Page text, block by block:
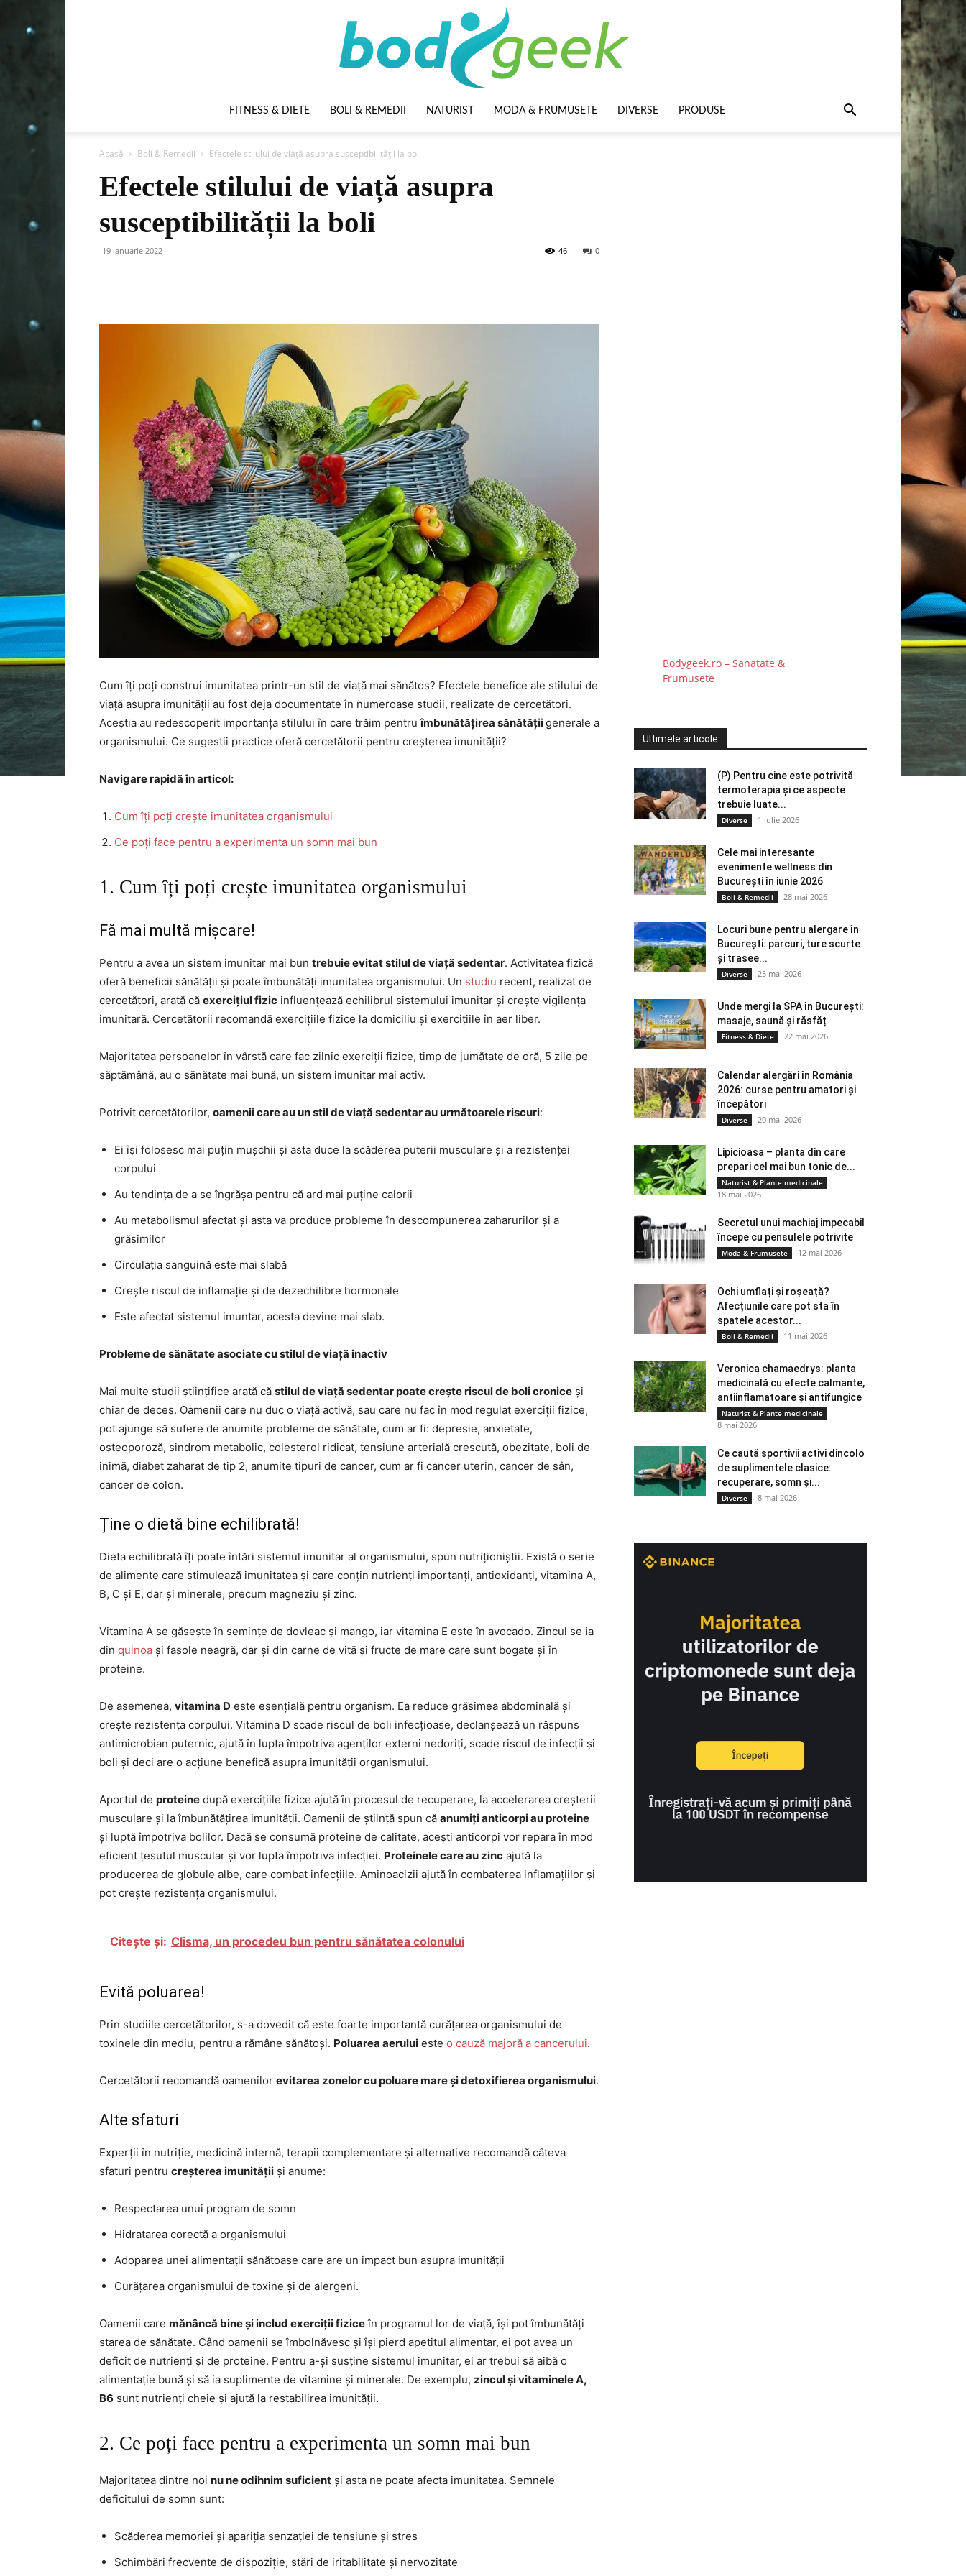
FITNESS & DIETE BOLI & REMEDII NATURIST MODA & FRUMUSETE DIVERSE PRODUSE
Acasă Boli & Remedii Efectele stilului de viață asupra susceptibilității la boli
Efectele stilului de viață asupra
susceptibilității la boli
19 ianuarie 2022 0
46
Cum îți poți construi imunitatea printr-un stil de viață mai sănătos? Efectele benefice ale stilului de
viață asupra imunității au fost deja documentate în numeroase studii, realizate de cercetători.
Aceștia au redescoperit importanța stilului în care trăim pentruîmbunătățirea sănătățiigenerale a
organismului. Ce sugestii practice oferă cercetătorii pentru creșterea imunității?
Navigare rapidă în articol:
Cum îți poți crește imunitatea organismului
Ce poți face pentru a experimenta un somn mai bun
1. Cum îți poți crește imunitatea organismului
Fă mai multă mișcare!
Pentru a avea un sistem imunitar mai bun trebuie evitat stilul de viață sedentar. Activitatea fizică
oferă beneficii sănătății și poate îmbunătăți imunitatea organismului. Un studiu recent, realizat de
cercetători, arată că exercițiul fizic influențează echilibrul sistemului imunitar și crește vigilența
imunitară. Cercetătorii recomandă exercițiile fizice la domiciliu și exercițiile în aer liber.
Majoritatea persoanelor în vârstă care fac zilnic exerciții fizice, timp de jumătate de oră, 5 zile pe
săptămână, au o sănătate mai bună, un sistem imunitar mai activ.
Potrivit cercetătorilor, oamenii care au un stil de viață sedentar au următoarele riscuri:
Ei își folosesc mai puțin mușchii și asta duce la scăderea puterii musculare și a rezistenței
corpului
Au tendința de a se îngrășa pentru că ard mai puține calorii
Au metabolismul afectat și asta va produce probleme în descompunerea zaharurilor și a
grăsimilor
Circulația sanguină este mai slabă
Crește riscul de inflamație și de dezechilibre hormonale
Este afectat sistemul imuntar, acesta devine mai slab.
Probleme de sănătate asociate cu stilul de viață inactiv
Mai multe studii științifice arată că stilul de viață sedentar poate crește riscul de boli cronice și
chiar de deces. Oamenii care nu duc o viață activă, sau care nu fac în mod regulat exerciții fizice,
pot ajunge să sufere de anumite probleme de sănătate, cum ar fi: depresie, anxietate,
osteoporoză, sindrom metabolic, colesterol ridicat, tensiune arterială crescută, obezitate, boli de
inimă, diabet zaharat de tip 2, anumite tipuri de cancer, cum ar fi cancer uterin, cancer de sân,
cancer de colon.
Ține o dietă bine echilibrată!
Dieta echilibrată îți poate întări sistemul imunitar al organismului, spun nutriționiștii. Există o serie
de alimente care stimulează imunitatea și care conțin nutrienți importanți, antioxidanți, vitamina A,
B, C și E, dar și minerale, precum magneziu și zinc.
Vitamina A se găsește în semințe de dovleac și mango, iar vitamina E este în avocado. Zincul se ia
din quinoa și fasole neagră, dar și din carne de vită și fructe de mare care sunt bogate și în
proteine.
De asemenea, vitamina D este esențială pentru organism. Ea reduce grăsimea abdominală și
crește rezistența corpului. Vitamina D scade riscul de boli infecțioase, declanșează un răspuns
antimicrobian puternic, ajută în lupta împotriva agenților externi nedoriți, scade riscul de infecții și
boli și deci are o acțiune benefică asupra imunității organismului.
Aportul de proteine după exercițiile fizice ajută în procesul de recuperare, la accelerarea creșterii
musculare și la îmbunătățirea imunității. Oamenii de știință spun că anumiți anticorpi au proteine
și luptă împotriva bolilor. Dacă se consumă proteine de calitate, acești anticorpi vor repara în mod
eficient țesutul muscular și vor lupta împotriva infecției. Proteinele care au zinc ajută la
producerea de globule albe, care combat infecțiile. Aminoacizii ajută în combaterea inflamațiilor și
pot crește rezistența organismului.
Citește și: Clisma, un procedeu bun pentru sănătatea colonului
Evită poluarea!
Prin studiile cercetătorilor, s-a dovedit că este foarte importantă curățarea organismului de
toxinele din mediu, pentru a rămâne sănătoși. Poluarea aerului este o cauză majoră a cancerului.
Cercetătorii recomandă oamenilor evitarea zonelor cu poluare mare și detoxifierea organismului.
Alte sfaturi
Experții în nutriție, medicină internă, terapii complementare și alternative recomandă câteva
sfaturi pentru creșterea imunității și anume:
Respectarea unui program de somn
Hidratarea corectă a organismului
Adoparea unei alimentații sănătoase care are un impact bun asupra imunității
Curățarea organismului de toxine și de alergeni.
Oamenii care mănâncă bine și includ exerciții fiziceîn programul lor de viață, își pot îmbunătăți
starea de sănătate. Când oamenii se îmbolnăvesc și își pierd apetitul alimentar, ei pot avea un
deficit de nutrienți și de proteine. Pentru a-și susține sistemul imunitar, ei ar trebui să aibă o
alimentație bună și să ia suplimente de vitamine și minerale. De exemplu, zincul și vitaminele A,
B6 sunt nutrienți cheie și ajută la restabilirea imunității.
2. Ce poți face pentru a experimenta un somn mai bun
Majoritatea dintre noi nu ne odihnim suficient și asta ne poate afecta imunitatea. Semnele
deficitului de somn sunt:
Scăderea memoriei și apariția senzației de tensiune și stres
Schimbări frecvente de dispoziție, stări de iritabilitate și nervozitate
Bodygeek.ro – Sanatate &
Frumusete
Ultimele articole
(P) Pentru cine este potrivită
termoterapia și ce aspecte
trebuie luate...
Diverse 1 iulie 2026
Cele mai interesante
evenimente wellness din
București în iunie 2026
Boli & Remedii 28 mai 2026
Locuri bune pentru alergare în
București: parcuri, ture scurte
și trasee...
Diverse 25 mai 2026
Unde mergi la SPA în București:
masaje, saună și răsfăț
Fitness & Diete 22 mai 2026
Calendar alergări în România
2026: curse pentru amatori și
începători
Diverse 20 mai 2026
Lipicioasa – planta din care
prepari cel mai bun tonic de...
Naturist & Plante medicinale
18 mai 2026
Secretul unui machiaj impecabil
începe cu pensulele potrivite
Moda & Frumusete 12 mai 2026
Ochi umflați și roșeață?
Afecțiunile care pot sta în
spatele acestor...
Boli & Remedii 11 mai 2026
Veronica chamaedrys: planta
medicinală cu efecte calmante,
antiinflamatoare și antifungice
Naturist & Plante medicinale
8 mai 2026
Ce caută sportivii activi dincolo
de suplimentele clasice:
recuperare, somn și...
Diverse 8 mai 2026